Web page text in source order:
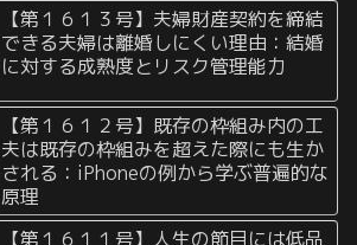
【第１６１３号】夫婦財産契約を締結
できる夫婦は離婚しにくい理由：結婚
に対する成熟度とリスク管理能力
【第１６１２号】既存の枠組み内の工
夫は既存の枠組みを超えた際にも生か
される：iPhoneの例から学ぶ普遍的な
原理
【第１６１１号】人生の節目には低品